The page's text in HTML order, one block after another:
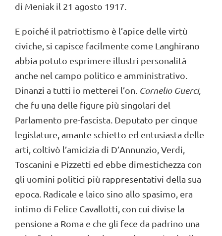
di Meniak il 21 agosto 1917.
E poiché il patriottismo è l’apice delle virtù
civiche, si capisce facilmente come Langhirano
abbia potuto esprimere illustri personalità
anche nel campo politico e amministrativo.
Dinanzi a tutti io metterei l’on. Cornelio Guerci,
che fu una delle figure più singolari del
Parlamento pre-fascista. Deputato per cinque
legislature, amante schietto ed entusiasta delle
arti, coltivò l’amicizia di D’Annunzio, Verdi,
Toscanini e Pizzetti ed ebbe dimestichezza con
gli uomini politici più rappresentativi della sua
epoca. Radicale e laico sino allo spasimo, era
intimo di Felice Cavallotti, con cui divise la
pensione a Roma e che gli fece da padrino una